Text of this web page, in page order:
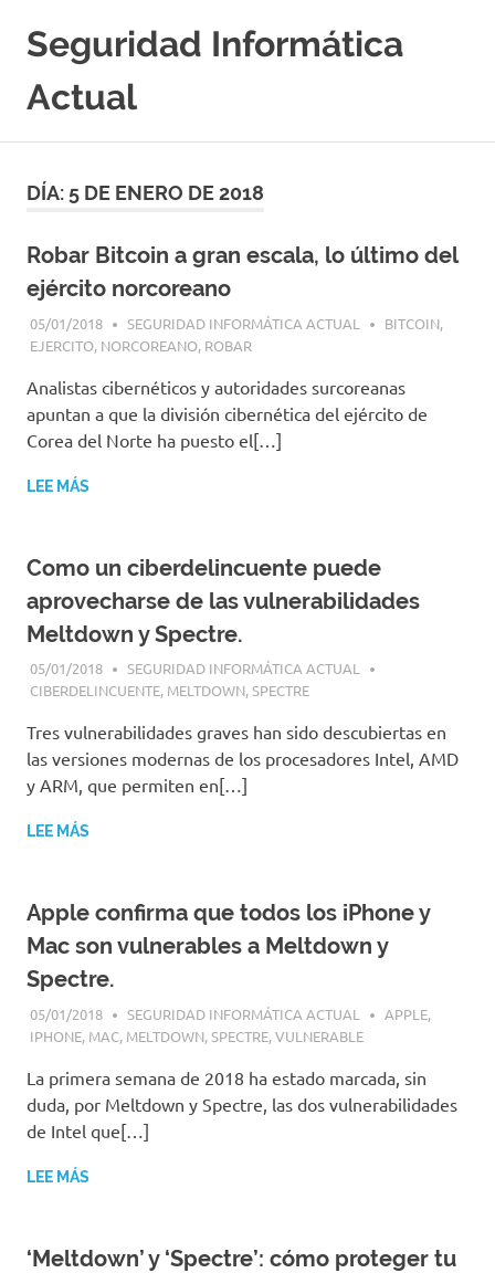
contenido
Seguridad Informática
Actual
en
Seguridad
y
Etico
Ciberseguridad
Noticias
|
Cursos
Libros
Enlaces
DÍA: 5 DE ENERO DE 2018
Robar Bitcoin a gran escala, lo último del
ejército norcoreano
05/01/2018 SEGURIDAD INFORMÁTICA ACTUAL BITCOIN,
EJERCITO, NORCOREANO, ROBAR
Analistas cibernéticos y autoridades surcoreanas
apuntan a que la división cibernética del ejército de
Corea del Norte ha puesto el[…]
LEE MÁS
Como un ciberdelincuente puede
aprovecharse de las vulnerabilidades
Meltdown y Spectre.
05/01/2018
SEGURIDAD INFORMÁTICA ACTUAL
CIBERDELINCUENTE, MELTDOWN,SPECTRE
Tres vulnerabilidades graves han sido descubiertas en
las versiones modernas de los procesadores Intel, AMD
y ARM, que permiten en[…]
LEE MÁS
Apple confirma que todos los iPhone y
Mac son vulnerables a Meltdown y
Spectre.
05/01/2018 SEGURIDAD INFORMÁTICA ACTUAL APPLE,
IPHONE, MAC, MELTDOWN,SPECTRE,VULNERABLE
La primera semana de 2018 ha estado marcada, sin
duda, por Meltdown y Spectre, las dos vulnerabilidades
de Intel que[…]
LEE MÁS
‘Meltdown’ y ‘Spectre’: cómo proteger tu